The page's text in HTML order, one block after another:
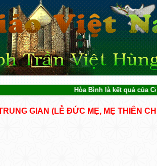
Hòa Bình là kết quả của
GIAN (LỄ ĐỨC MẸ, MẸ THIÊN